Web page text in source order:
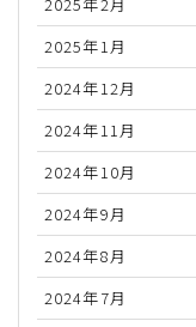
2025年1月
2024年12月
2024年11月
2024年10月
2024年9月
2024年8月
2024年7月